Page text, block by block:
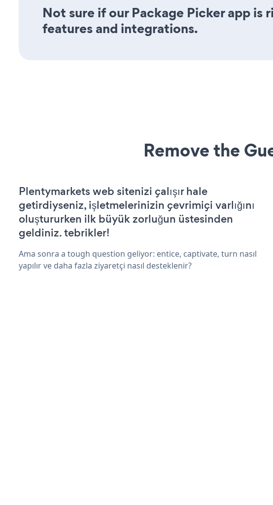
Not sure if our Package Picker app
features and integrations.
Remove the
Plentymarkets web sitenizi çalışır hale
getirdiyseniz, işletmelerinizin çevrimiçi varlığını
oluştururken ilk büyük zorluğun üstesinden
geldiniz. tebrikler!
Ama sonra a tough question geliyor: entice, captivate, turn nasıl
yapılır ve daha fazla ziyaretçi nasıl desteklenir?